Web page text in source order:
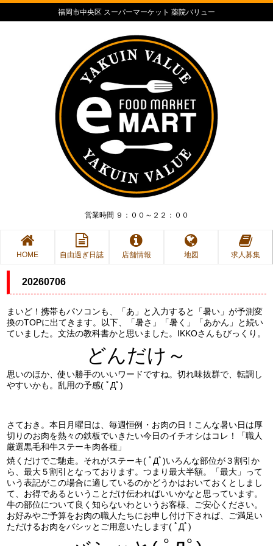
福岡市中央区 スーパーマーケット 薬院バリュー
営業時間 ９：００～２２：００
HOME 自由過ぎ日誌 店舗情報 地図 求人募集
20260706
まいど！携帯もパソコンも、「あ」と入力すると「暑い」が予測変
換のTOPに出てきます。以下、「暑さ」「暑く」「あかん」と続い
ていました。文法の教科書かと思いました。IKKOさんもびっくり。
どんだけ～
思いのほか、使い勝手のいいワードですね。切れ味抜群で、転調し
やすいかも。乱用の予感( ﾟДﾟ)
さておき。本日月曜日は、毎週恒例・お肉の日！こんな暑い日は厚
切りのお肉を熱々の鉄板でいきたい今日のイチオシはコレ！「職人
厳選黒毛和牛ステーキ肉各種」
焼くだけでご馳走。それがステーキ( ﾟДﾟ)いろんな部位が３割引か
ら、最大５割引となっております。つまり最大半額。「最大」って
いう表記がこの場合に適しているのかどうかはおいておくとしまし
て、お得であるということだけ伝わればいいかなと思っています。
牛の部位について良く知らないわというお客様、ご安心ください。
お好みやご予算をお肉の職人たちにお申し付け下されば、ご満足い
ただけるお肉をバシッとご用意いたします( ﾟДﾟ)